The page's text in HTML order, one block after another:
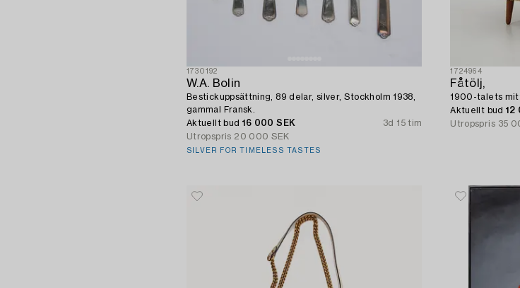
1730192
W.A. Bolin
Bestickuppsättning, 89 delar, silver, Stockholm 1938,
gammal Fransk.
Aktuellt bud 16 000 SEK
3d 15 tim
Utropspris 20 000 SEK
SILVER FOR TIMELESS TASTES
1724964
Fåtölj,
1900-talets
Aktuellt bud12
Utropspris 35